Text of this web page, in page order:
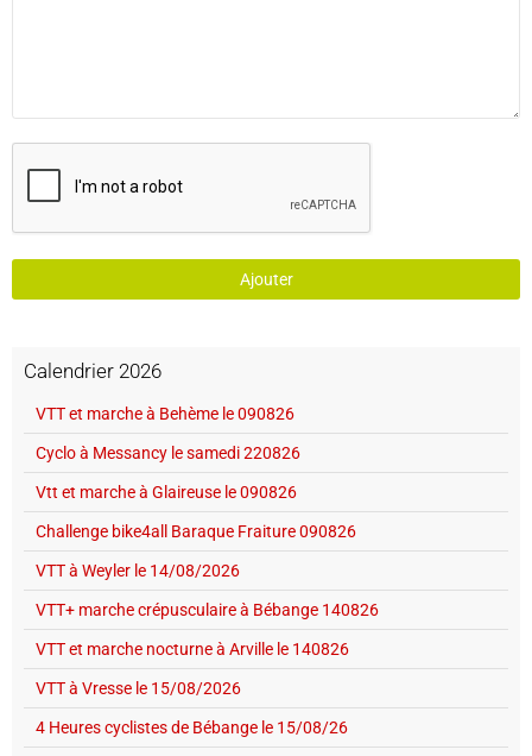
Ajouter
Calendrier 2026
VTT et marche à Behème le 090826
Cyclo à Messancy le samedi 220826
Vtt et marche à Glaireuse le 090826
Challenge bike4all Baraque Fraiture 090826
VTT à Weyler le 14/08/2026
VTT+ marche crépusculaire à Bébange 140826
VTT et marche nocturne à Arville le 140826
VTT à Vresse le 15/08/2026
4 Heures cyclistes de Bébange le 15/08/26